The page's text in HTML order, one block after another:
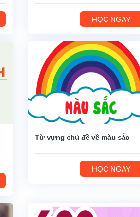
HỌC NGAY
Từ vựng chủ đề về màu sắc
HỌC NGAY